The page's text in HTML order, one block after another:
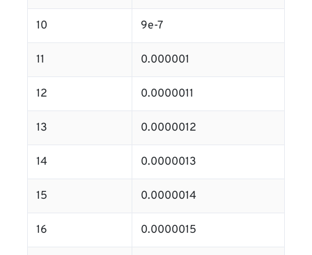
10 9e-7
11 0.000001
12 0.0000011
13 0.0000012
14 0.0000013
15 0.0000014
16 0.0000015